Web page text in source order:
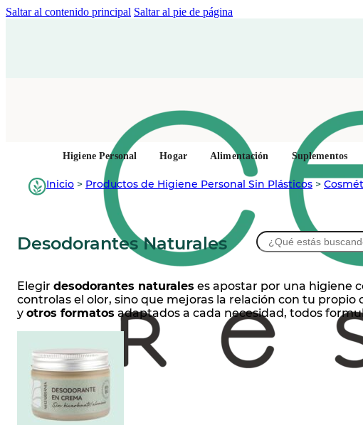
Saltar al contenido principal Saltar al pie de página
Buscar
Higiene Personal Hogar Alimentación Suplementos
Inicio > Productos de Higiene Personal Sin Plásticos >
Desodorantes Naturales
Elegir desodorantes naturales es apostar por una higiene
controlas el olor, sino que mejoras la relación con tu
y otros formatos adaptados a cada necesidad, todos